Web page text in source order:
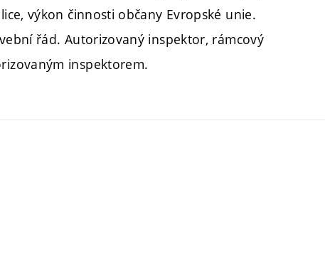
výkon činnosti občany Evropské unie.
řád. Autorizovaný inspektor, rámcový
inspektorem.